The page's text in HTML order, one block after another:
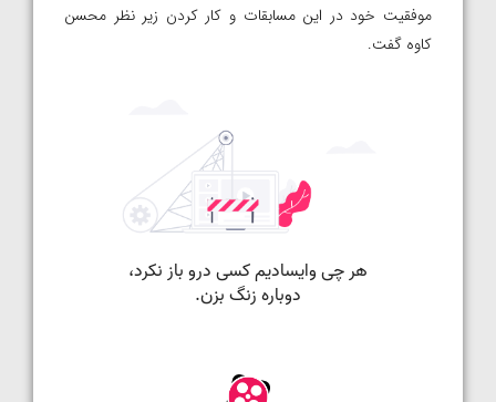
موفقیت خود در این مسابقات و کار کردن زیر نظر محسن
کاوه گفت.